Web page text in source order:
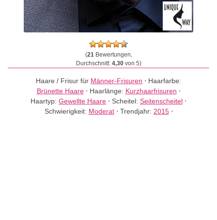
(21Bewertungen,
Durchschnitt: 4,30von 5)
Haare / Frisur für Männer-Frisuren ⋅ Haarfarbe:
Brünette Haare⋅ Haarlänge: Kurzhaarfrisuren ⋅
Haartyp: Gewellte Haare ⋅ Scheitel: Seitenscheitel ⋅
Schwierigkeit: Moderat⋅ Trendjahr: 2015⋅